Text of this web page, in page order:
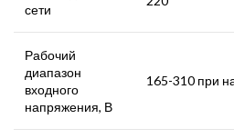
сети
Рабочий
диапазон
входного
напряжения, В
165-310 при